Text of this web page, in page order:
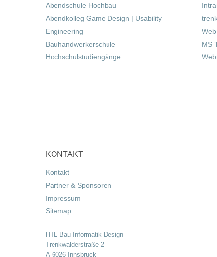
Abendschule Hochbau
Abendkolleg Game Design | Usability
Engineering
Bauhandwerkerschule
Hochschulstudiengänge
MS
KONTAKT
Kontakt
Partner & Sponsoren
Impressum
Sitemap
HTL Bau Informatik Design
Trenkwalderstraße 2
A-6026 Innsbruck